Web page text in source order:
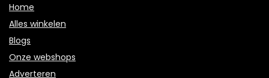
Home
Alles winkelen
Blogs
Onze webshops
Adverteren